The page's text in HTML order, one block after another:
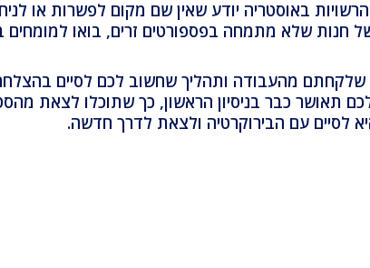
באוסטריה יודע שאין שם מקום לפשרות או
שלא מתמחה בפספורטים זרים, בואו למומחים באבן
תאושר כבר בניסיון הראשון, כך שתוכלו לצאת
לסיים עם הבירוקרטיה ולצאת לדרך חדשה.